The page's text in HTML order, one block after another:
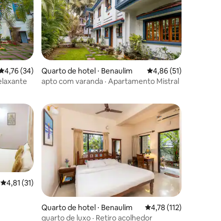
de uma avaliação média de 5, 34 avaliações
4,76 (34)
Quarto de hotel ⋅ Benaulim 4,86 de uma
4,86 (51)
apto com varanda · Apartamento Mistral
4,81 de uma avaliação média de 5, 31 avaliações
4,81 (31)
Quarto de hotel ⋅ Benaulim
4,78 de uma avaliação
4,78 (112)
quarto de luxo · Retiro acolhedor